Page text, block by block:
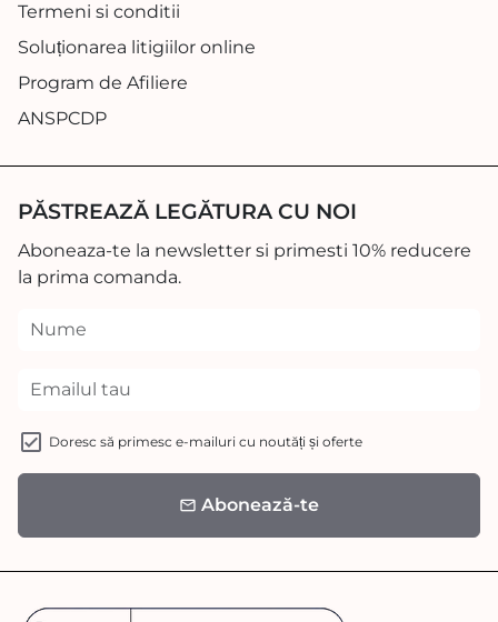
Termeni si conditii
Soluționarea litigiilor online
Program de Afiliere
ANSPCDP
PĂSTREAZĂ LEGĂTURA CU NOI
Aboneaza-te la newsletter si primesti 10% reducere
la prima comanda.
Doresc să primesc e-mailuri cu noutăți și oferte
email Abonează-te